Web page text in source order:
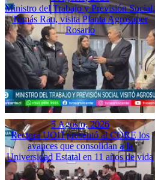
Ministro del Trabajo y Previsión Social,
Tomás Rau, visita Planta Agrosuper
Rosario
5 Agosto, 2026
Rectora UOH presentó al CORE los
avances que consolidan a la
Universidad Estatal en 11 años de vida